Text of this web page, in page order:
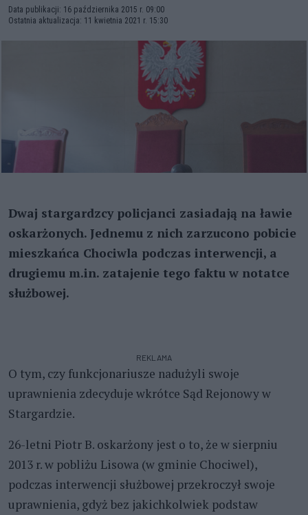
Data publikacji: 16 października 2015 r. 09:00
Ostatnia aktualizacja: 11 kwietnia 2021 r. 15:30
Dwaj stargardzcy policjanci zasiadają na ławie
oskarżonych. Jednemu z nich zarzucono pobicie
mieszkańca Chociwla podczas interwencji, a
drugiemu m.in. zatajenie tego faktu w notatce
służbowej.
REKLAMA
O tym, czy funkcjonariusze nadużyli swoje
uprawnienia zdecyduje wkrótce Sąd Rejonowy w
Stargardzie.
26-letni Piotr B. oskarżony jest o to, że w sierpniu
2013 r. w pobliżu Lisowa (w gminie Chociwel),
podczas interwencji służbowej przekroczył swoje
uprawnienia, gdyż bez jakichkolwiek podstaw